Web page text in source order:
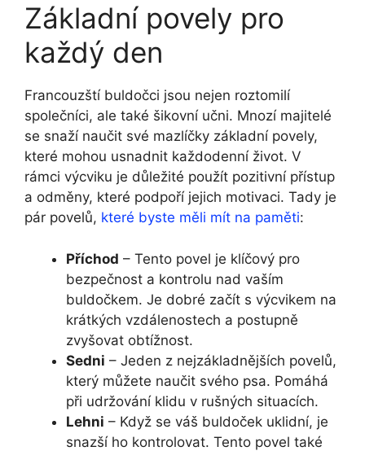
Základní povely pro
každý den
Francouzští buldočci jsou nejen roztomilí
společníci, ale také šikovní učni. Mnozí majitelé
se snaží naučit své mazlíčky základní povely,
které mohou usnadnit každodenní život. V
rámci výcviku je důležité použít pozitivní přístup
a odměny, které podpoří jejich motivaci. Tady je
pár povelů, které byste měli mít na paměti:
Příchod – Tento povel je klíčový pro
bezpečnost a kontrolu nad vaším
buldočkem. Je dobré začít s výcvikem na
krátkých vzdálenostech a postupně
zvyšovat obtížnost.
Sedni – Jeden z nejzákladnějších povelů,
který můžete naučit svého psa. Pomáhá
při udržování klidu v rušných situacích.
Lehni – Když se váš buldoček uklidní, je
snazší ho kontrolovat. Tento povel také